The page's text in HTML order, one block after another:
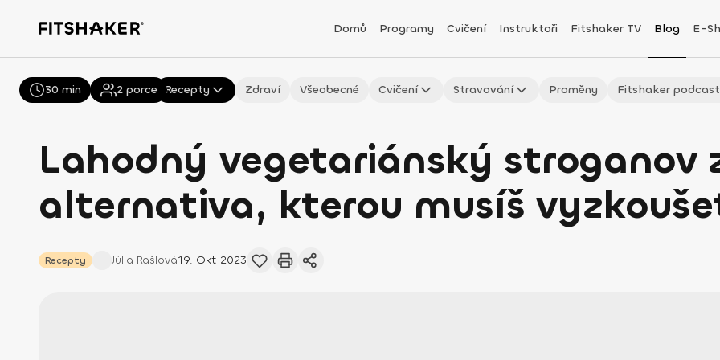
Domů Programy Cvičení Instruktoři Fitshaker TV Blog E-
Všechny Recepty Zdraví Všeobecné Cvičení Stravování Proměny Fitshaker
Lahodný vegetariánský stroganov
alternativa, kterou musíš
Recepty Júlia Rašlová19. Okt 2023
30 min 2 porce